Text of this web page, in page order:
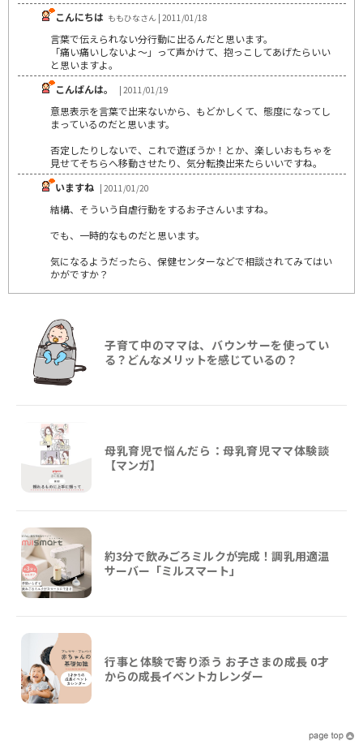
こんにちは ももひなさん | 2011/01/18
言葉で伝えられない分行動に出るんだと思います。
「痛い痛いしないよ～」って声かけて、抱っこしてあげたらいい
と思いますよ。
こんばんは。
| 2011/01/19
意思表示を言葉で出来ないから、もどかしくて、態度になってし
まっているのだと思います。
否定したりしないで、これで遊ぼうか！とか、楽しいおもちゃを
見せてそちらへ移動させたり、気分転換出来たらいいですね。
いますね | 2011/01/20
結構、そういう自虐行動をするお子さんいますね。
でも、一時的なものだと思います。
気になるようだったら、保健センターなどで相談されてみてはい
かがですか？
子育て中のママは、バウンサーを使ってい
る？どんなメリットを感じているの？
母乳育児で悩んだら：母乳育児ママ体験談
【マンガ】
約3分で飲みごろミルクが完成！調乳用適温
サーバー「ミルスマート」
行事と体験で寄り添う お子さまの成長 0才
からの成長イベントカレンダー